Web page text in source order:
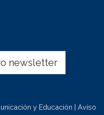
newsletter
y Educación | Aviso